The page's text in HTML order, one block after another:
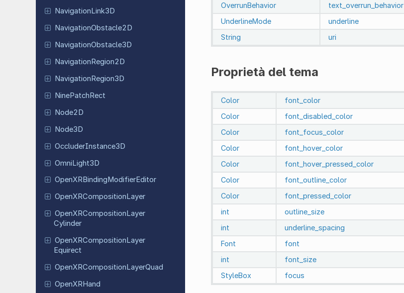
Navigation Link3D
NavigationObstacle2D
NavigationObstacle3D
NavigationRegion2D
NavigationRegion3D
NinePatchRect
Node2D
Node3D
OccluderInstance3D
OmniLight3D
OpenXRBinding ModifierEditor
OpenXRComposition Layer
OpenXRCompositionLayer
Cylinder
OpenXRCompositionLayer
Equirect
OpenXRCompositionLayerQuad
OpenXRHand
OverrunBehavior text_overrun_behavior
UnderlineMode underline
String uri
Proprietà del tema
Color font_color
Color font_disabled_color
Color font_focus_color
Color font_hover_color
Color font_hover_pressed_color
Color font_outline_color
Color font_pressed_color
int outline_size
int underline_spacing
Font
font
int
font_size
StyleBox
focus